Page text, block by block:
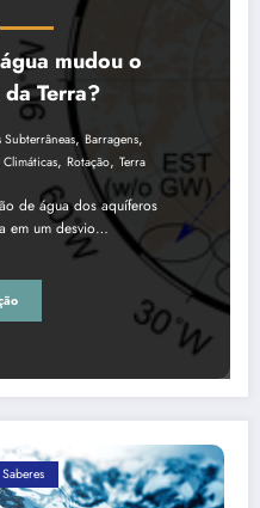
mudou o
Terra?
Subterrâneas,Barragens,
, Rotação, Terra
de água dos aquíferos
em um desvio…
Saberes